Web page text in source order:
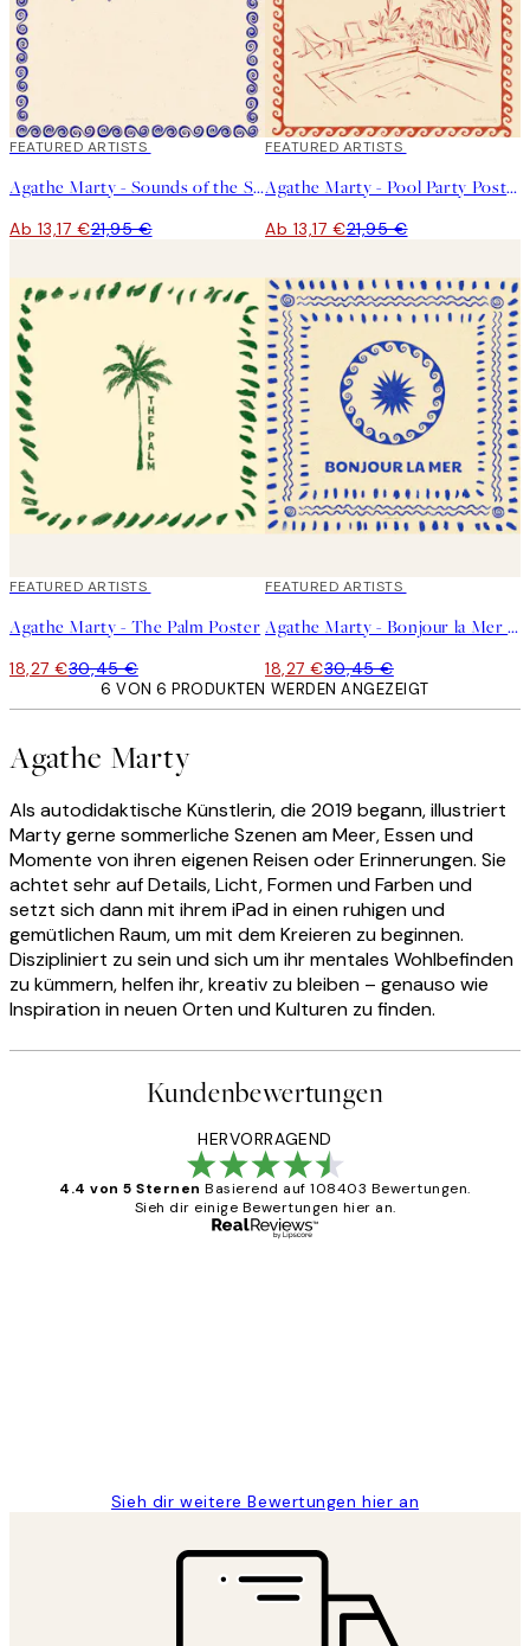
40%*
FEATURED ARTISTS
Agathe Marty - Sounds of the Sea Poster
Ab 13,17 €21,95 €
40%*
FEATURED ARTISTS
Agathe Marty - Pool Party Poster
Ab 13,17 €21,95 €
40%*
FEATURED ARTISTS
Agathe Marty - The Palm Poster
18,27 €30,45 €
40%*
FEATURED ARTISTS
Agathe Marty - Bonjour la Mer Poster
18,27 €30,45 €
6 VON 6 PRODUKTEN WERDEN ANGEZEIGT
Agathe Marty
Als autodidaktische Künstlerin, die 2019 begann, illustriert
Marty gerne sommerliche Szenen am Meer, Essen und
Momente von ihren eigenen Reisen oder Erinnerungen. Sie
achtet sehr auf Details, Licht, Formen und Farben und
setzt sich dann mit ihrem iPad in einen ruhigen und
gemütlichen Raum, um mit dem Kreieren zu beginnen.
Diszipliniert zu sein und sich um ihr mentales Wohlbefinden
zu kümmern, helfen ihr, kreativ zu bleiben – genauso wie
Inspiration in neuen Orten und Kulturen zu finden.
Kundenbewertungen
HERVORRAGEND
4.4 von 5 Sternen Basierend auf 108403 Bewertungen.
Sieh dir einige Bewertungen hier an.
Sieh dir weitere Bewertungen hier an